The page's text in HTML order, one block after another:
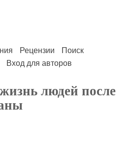
Рецензии
Поиск
Вход для авторов
людей после